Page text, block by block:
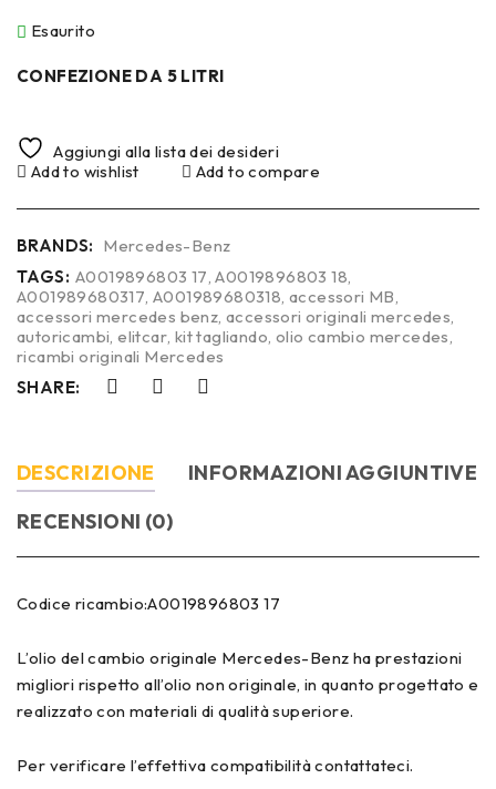
Esaurito
CONFEZIONE DA 5 LITRI
Aggiungi alla lista dei desideri
Add to wishlist
Add to compare
BRANDS: Mercedes-Benz
TAGS: A0019896803 17,A0019896803 18,
A001989680317,A001989680318,accessori MB,
accessori mercedes benz,accessori originali mercedes,
autoricambi,elitcar, kit tagliando, olio cambio mercedes,
ricambi originali Mercedes
SHARE:
DESCRIZIONE
INFORMAZIONI AGGIUNTIVE
RECENSIONI (0)
Codice ricambio:A0019896803 17
L’olio del cambio originale Mercedes-Benz ha prestazioni
migliori rispetto all’olio non originale, in quanto progettato e
realizzato con materiali di qualità superiore.
Per verificare l’effettiva compatibilità contattateci.